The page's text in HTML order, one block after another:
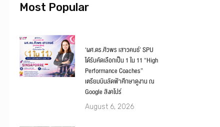
Most Popular
‘ผศ.ดร.ศิวพร เสาวคนธ์’ SPU
ได้รับคัดเลือกเป็น 1 ใน 11 “High
Performance Coaches”
เตรียมบินลัดฟ้าศึกษาดูงาน ณ
Google สิงคโปร์
August 6, 2026